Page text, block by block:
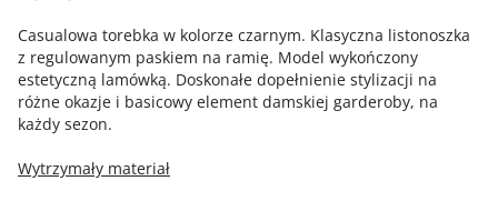
Casualowa torebka w kolorze czarnym. Klasyczna listonoszka
z regulowanym paskiem na ramię. Model wykończony
estetyczną lamówką. Doskonałe dopełnienie stylizacji na
różne okazje i basicowy element damskiej garderoby, na
każdy sezon.
Wytrzymały materiał